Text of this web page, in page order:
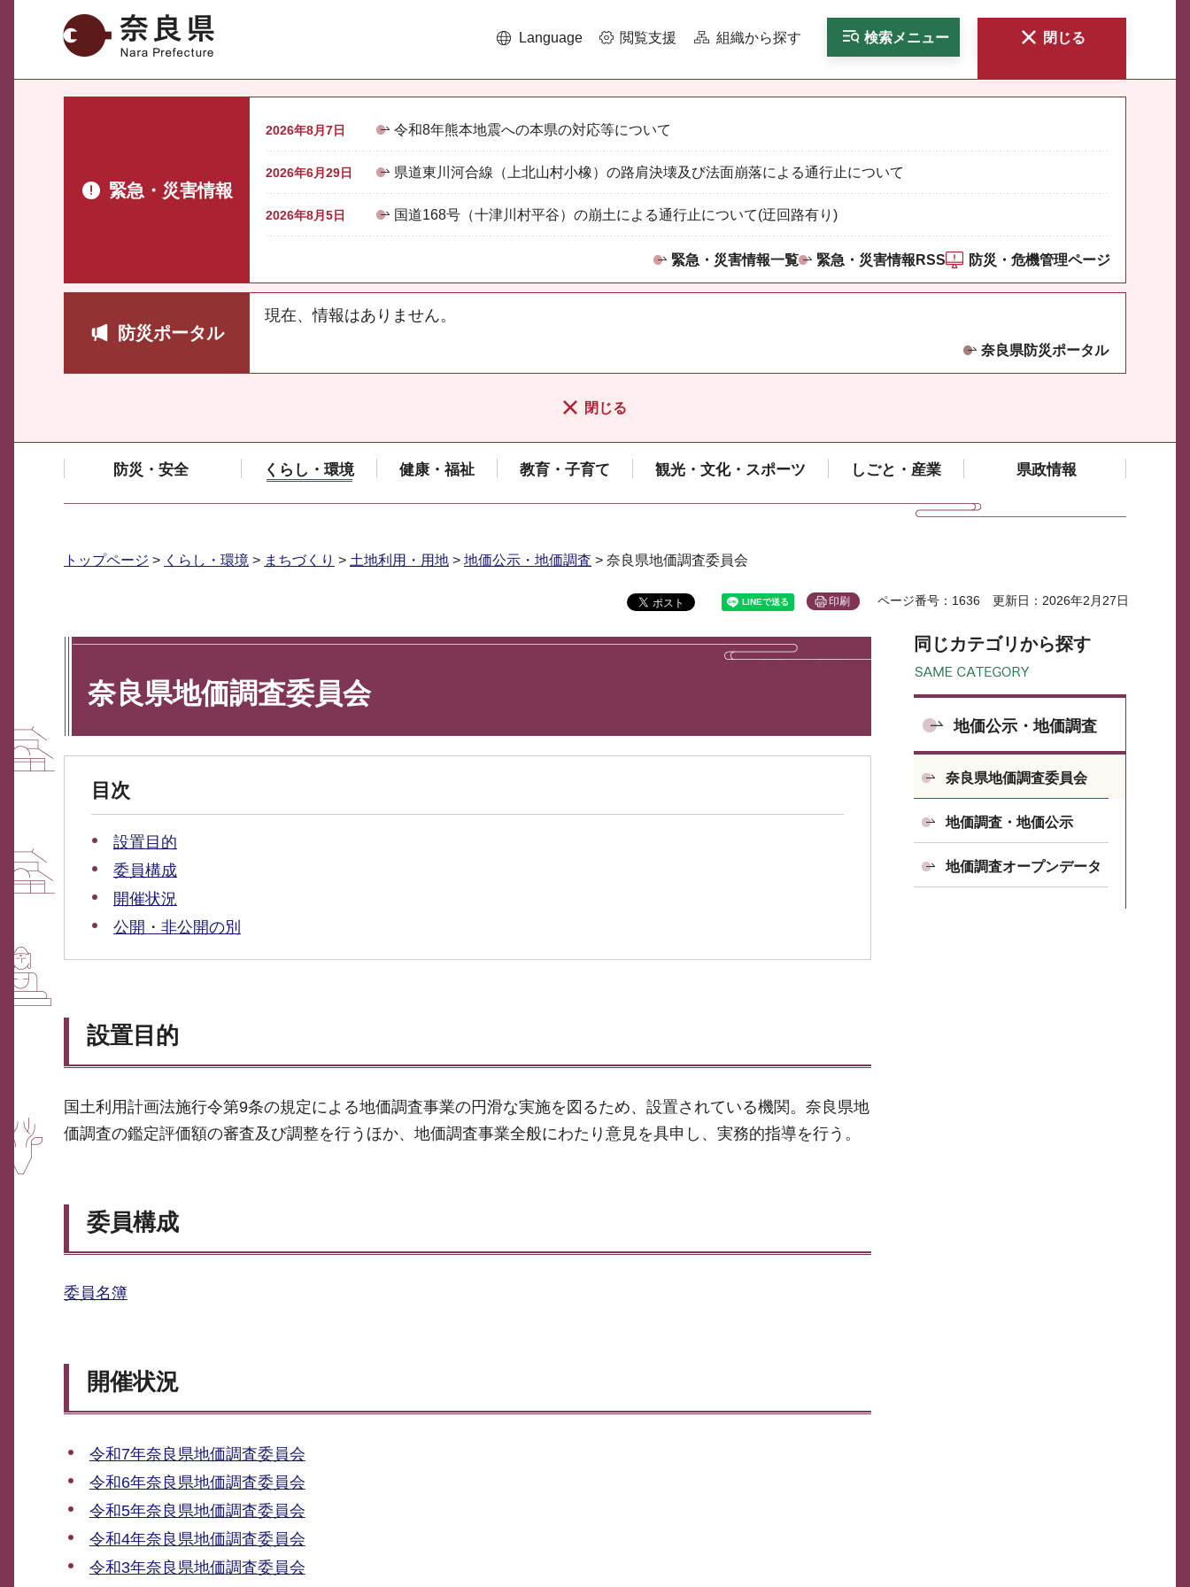
奈良県 Language 閲覧支援 組織から探す 検索メニュー 閉じる
緊急・災害情報
2026年8月7日 令和8年熊本地震への本県の対応等について
2026年6月29日 県道東川河合線（上北山村小橡）の路肩決壊及び法面崩落による通行止について
2026年8月5日 国道168号（十津川村平谷）の崩土による通行止について(迂回路有り)
緊急・災害情報一覧 緊急・災害情報RSS 防災・危機管理ページ
防災ポータル
現在、情報はありません。
奈良県防災ポータル
閉じる
防災・安全 くらし・環境 健康・福祉 教育・子育て 観光・文化・スポーツ しごと・産業 県政情報
トップページ > くらし・環境 > まちづくり > 土地利用・用地 > 地価公示・地価調査 > 奈良県地価調査委員会
印刷 ページ番号：1636 更新日：2026年2月27日
奈良県地価調査委員会
目次
設置目的
委員構成
開催状況
公開・非公開の別
設置目的
国土利用計画法施行令第9条の規定による地価調査事業の円滑な実施を図るため、設置されている機関。奈良県地
価調査の鑑定評価額の審査及び調整を行うほか、地価調査事業全般にわたり意見を具申し、実務的指導を行う。
委員構成
委員名簿
開催状況
令和7年奈良県地価調査委員会
令和6年奈良県地価調査委員会
令和5年奈良県地価調査委員会
令和4年奈良県地価調査委員会
令和3年奈良県地価調査委員会
同じカテゴリから探す
地価公示・地価調査
奈良県地価調査委員会
地価調査・地価公示
地価調査オープンデータ